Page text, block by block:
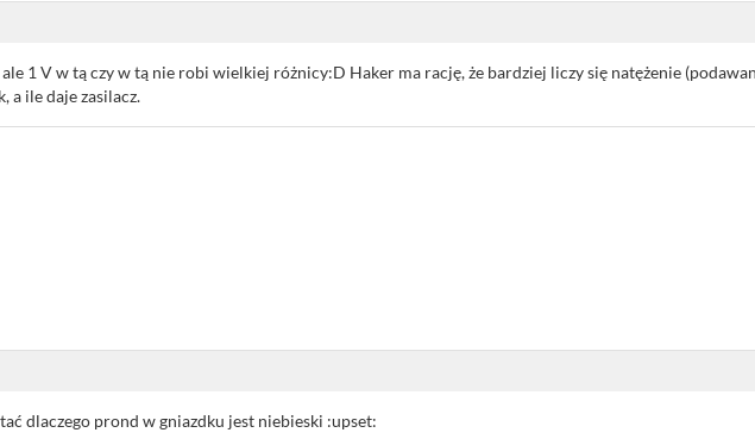
ale 1 V w tą czy w tą nie robi wielkiej różnicy:D Haker ma rację, że bardziej liczy się natężenie
a ile daje zasilacz.
dlaczego prond w gniazdku jest niebieski :upset: